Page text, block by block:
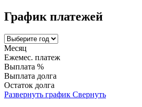
График платежей
Месяц
Ежемес. платеж
Выплата %
Выплата долга
Остаток долга
Развернуть график Свернуть